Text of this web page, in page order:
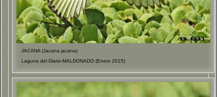
JACANA (Jacana jacana)
Laguna del Diario-MALDONADO (Enero 2015)